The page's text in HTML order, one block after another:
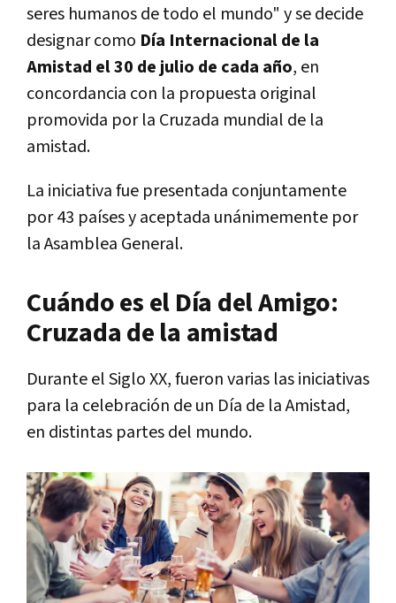
seres humanos de todo el mundo" y se decide
designar como Día Internacional de la
Amistad el 30 de julio de cada año, en
concordancia con la propuesta original
promovida por la Cruzada mundial de la
amistad.
La iniciativa fue presentada conjuntamente
por 43 países y aceptada unánimemente por
la Asamblea General.
Cuándo es el Día del Amigo:
Cruzada de la amistad
Durante el Siglo XX, fueron varias las iniciativas
para la celebración de un Día de la Amistad,
en distintas partes del mundo.